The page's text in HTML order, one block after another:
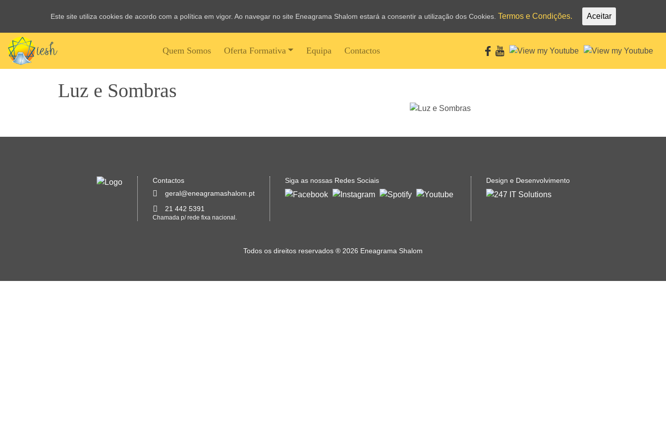
Quem Somos Oferta Formativa Equipa Contactos
Luz e Sombras
Contactos
geral@eneagramashalom.pt
21 442 5391
Chamada p/ rede fixa nacional.
Siga as nossas Redes Sociais Design e Desenvolvimento
Todos os direitos reservados ® 2026 Eneagrama Shalom
Este site utiliza cookies de acordo com a política em vigor. Ao navegar no site Eneagrama Shalom estará a consentir a utilização dos Cookies. Termos e Condições. Aceitar